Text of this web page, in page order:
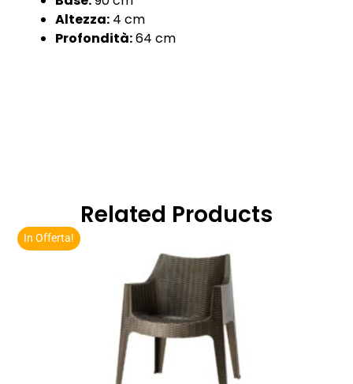
Altezza: 4 cm
Profondità:64 cm
Related Products
In Offerta!